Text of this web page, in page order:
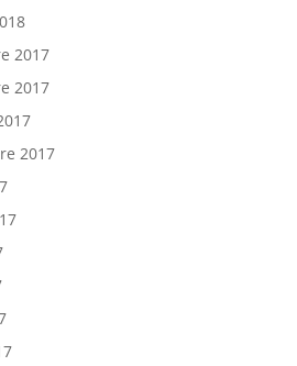
2017
2017
2017